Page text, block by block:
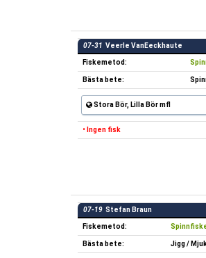
07-31 Veerle VanEeckhaute
Fiskemetod:
Bästa bete:
Stora Bör, Lilla Bör mfl
• Ingen fisk
07-19 Stefan Braun
Fiskemetod:
Bästa bete: Jigg /